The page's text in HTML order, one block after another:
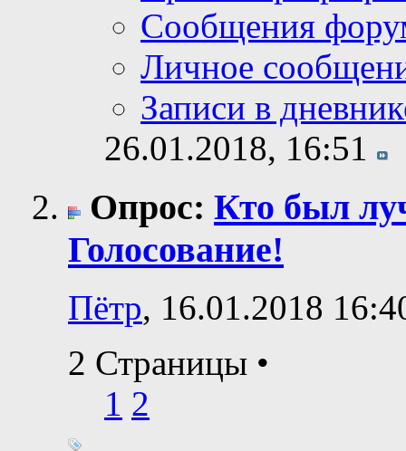
Сообщения
Личное
Записи в
26.01.2018, 16:51
Опрос: Кто был
Голосование!
Пётр, 16.01.2018
2 Страницы •
1 2